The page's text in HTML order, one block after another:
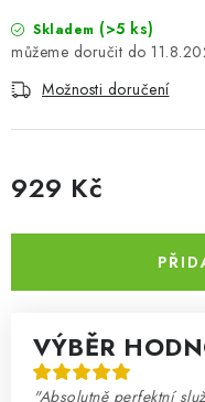
Skladem (>5 ks)
Možnosti doručení
929 Kč
VÝBĚR
"Absolutně perfektní